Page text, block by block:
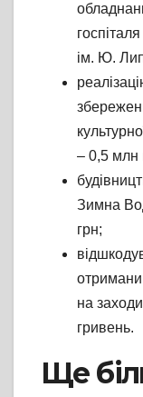
ім. Ю.
– 0,5 млн
Зимна
грн;
на
гривень.
Ще